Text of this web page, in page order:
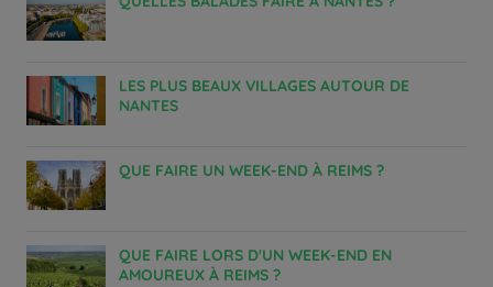
LES PLUS BEAUX VILLAGES AUTOUR DE
NANTES
QUE FAIRE UN WEEK-END À REIMS ?
QUE FAIRE LORS D'UN WEEK-END EN
AMOUREUX À REIMS ?